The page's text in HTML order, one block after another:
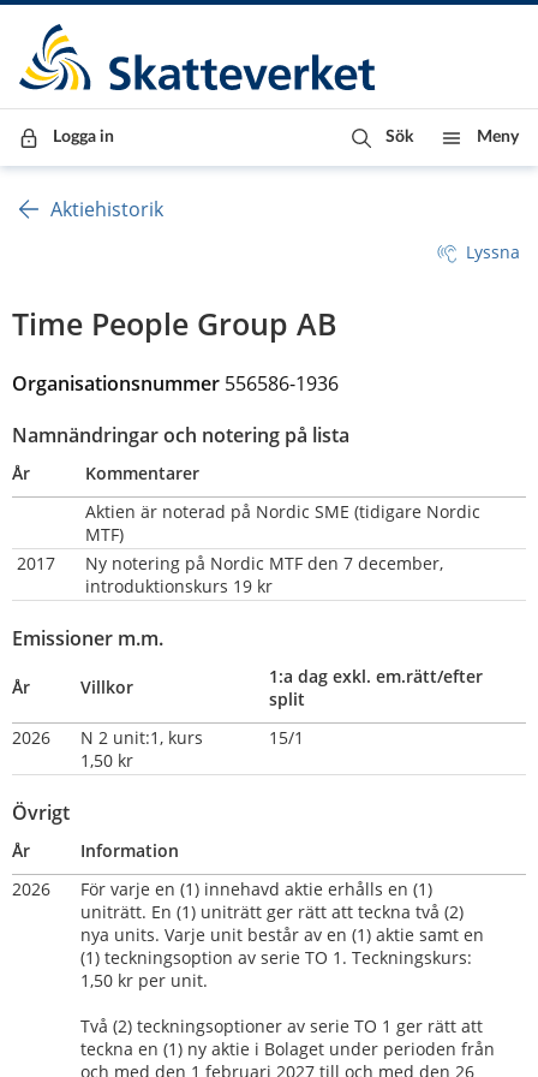
Till innehåll
Till navigationen
Till chattrobot
Logga in Sök Meny
Aktiehistorik
Lyssna
Time People Group AB
Organisationsnummer 556586-1936
Namnändringar och notering på lista
År
Kommentarer
Aktien är noterad på Nordic SME (tidigare Nordic
MTF)
2017
Ny notering på Nordic MTF den 7 december,
introduktionskurs 19 kr
Emissioner m.m.
År Villkor
1:a dag exkl. em.rätt/efter
split
2026
N 2 unit:1, kurs
1,50 kr
15/1
Övrigt
År
Information
2026
För varje en (1) innehavd aktie erhålls en (1)
uniträtt. En (1) uniträtt ger rätt att teckna två (2)
nya units. Varje unit består av en (1) aktie samt en
(1) teckningsoption av serie TO 1. Teckningskurs:
1,50 kr per unit.
Två (2) teckningsoptioner av serie TO 1 ger rätt att
teckna en (1) ny aktie i Bolaget under perioden från
och med den 1 februari 2027 till och med den 26